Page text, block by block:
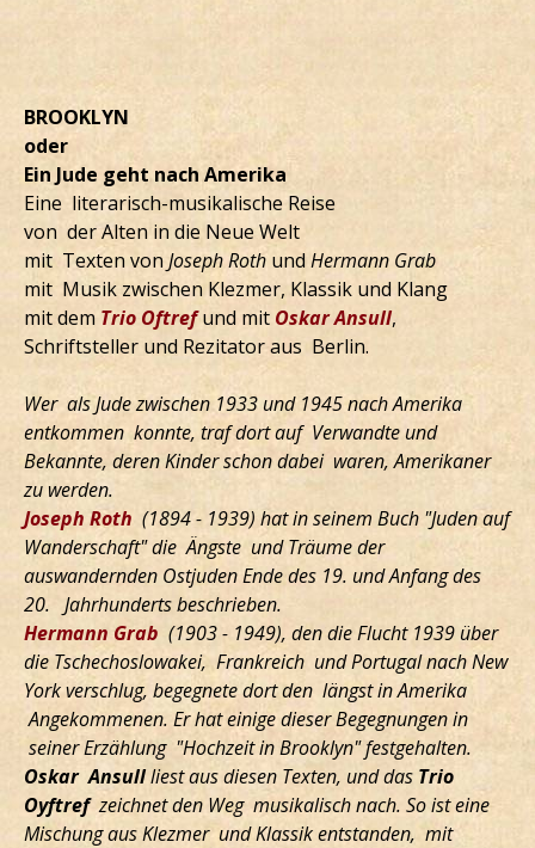
BROOKLYN
oder
Ein Jude geht nach Amerika
Eine literarisch-musikalische Reise
von der Alten in die Neue Welt
mit Texten vonJoseph RothundHermann Grab
mit Musik zwischen Klezmer, Klassik und Klang
mit dem Trio Oftrefund mit Oskar Ansull,
Schriftsteller und Rezitator aus Berlin.
Wer als Jude zwischen 1933 und 1945 nach Amerika
entkommen konnte, traf dort auf Verwandte und
Bekannte, deren Kinder schon dabei waren, Amerikaner
zu werden.
Joseph Roth (1894 - 1939) hat in seinem Buch "Juden auf
Wanderschaft" die Ängste und Träume der
auswandernden Ostjuden Ende des 19. und Anfang des
20. Jahrhunderts beschrieben.
Hermann Grab (1903 - 1949), den die Flucht 1939 über
die Tschechoslowakei, Frankreich und Portugal nach New
York verschlug, begegnete dort den längst in Amerika
Angekommenen. Er hat einige dieser Begegnungen in
seiner Erzählung "Hochzeit in Brooklyn" festgehalten.
Oskar Ansullliest aus diesen Texten, und das Trio
Oyftrefzeichnet den Weg musikalisch nach. So ist eine
Mischung aus Klezmer und Klassik entstanden, mit